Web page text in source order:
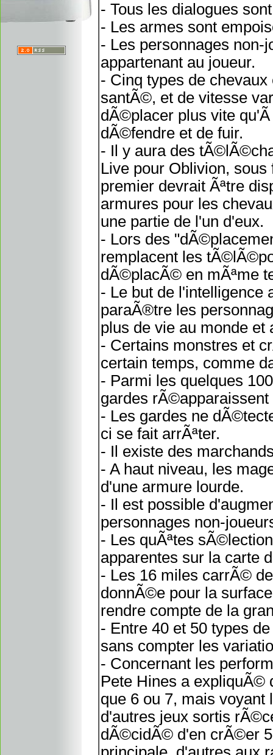
- Tous les dialogues
- Les armes sont
- Les personnages non-
appartenant au joueur.
- Cinq types de
santÃ©, et de vitesse
dÃ©placer plus vite
dÃ©fendre et de fuir.
- Il y aura des
Live pour Oblivion,
premier devrait Ãªtre
armures pour les
une partie de l'un d'eux.
- Lors des
remplacent les
dÃ©placÃ© en mÃªme
- Le but de l'intelligence
paraÃ®tre les
plus de vie au monde et
- Certains monstres et
certain temps, comme
- Parmi les quelques
gardes
- Les gardes ne
ci se fait arrÃªter.
- Il existe des
- A haut niveau, les
d'une armure lourde.
- Il est possible
personnages non-
- Les quÃªtes
apparentes sur la carte
- Les 16 miles carrÃ©
donnÃ©e pour la
rendre compte de la
- Entre 40 et 50 types
sans compter les
- Concernant les
Pete Hines a expliquÃ©
que 6 ou 7, mais
d'autres jeux sortis
dÃ©cidÃ© d'en crÃ©er